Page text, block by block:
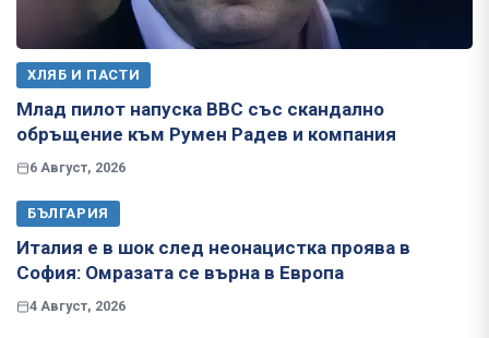
ХЛЯБ И ПАСТИ
Млад пилот напуска ВВС със скандално
обръщение към Румен Радев и компания
6 Август, 2026
БЪЛГАРИЯ
Италия е в шок след неонацистка проява в
София: Омразата се върна в Европа
4 Август, 2026